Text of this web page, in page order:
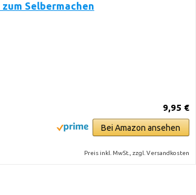
Selbermachen
9,95 €
Bei Amazon ansehen
Preis inkl. MwSt., zzgl. Versandkosten